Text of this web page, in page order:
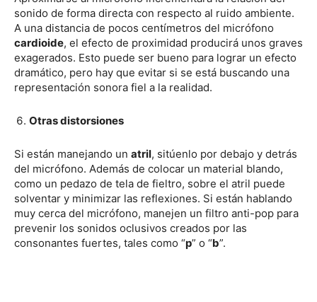
sonido de forma directa con respecto al ruido ambiente.
A una distancia de pocos centímetros del micrófono
cardioide, el efecto de proximidad producirá unos graves
exagerados. Esto puede ser bueno para lograr un efecto
dramático, pero hay que evitar si se está buscando una
representación sonora fiel a la realidad.
Otras distorsiones
Si están manejando un atril, sitúenlo por debajo y detrás
del micrófono. Además de colocar un material blando,
como un pedazo de tela de fieltro, sobre el atril puede
solventar y minimizar las reflexiones. Si están hablando
muy cerca del micrófono, manejen un filtro anti-pop para
prevenir los sonidos oclusivos creados por las
consonantes fuertes, tales como “p” o “b”.